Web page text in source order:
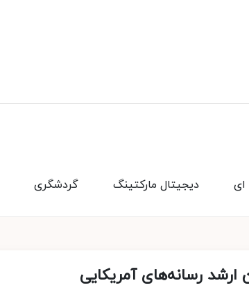
گردشگری دیجیتال مارکتینگ ای
رسانه‌های آمریکایی